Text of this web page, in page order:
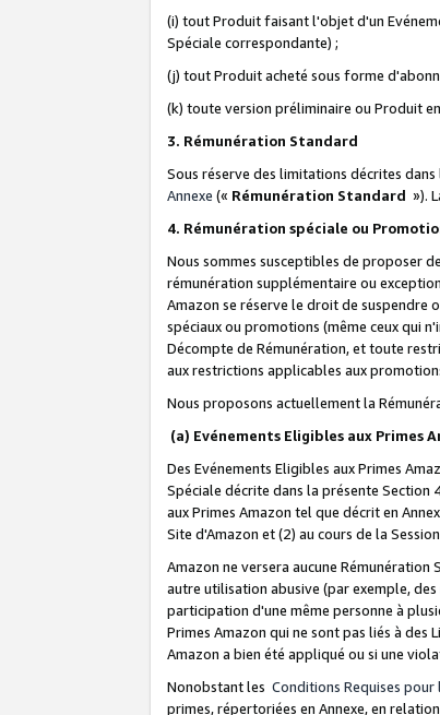
(i) tout Produit faisant l'objet d'un
Spéciale correspondante) ;
(j) tout Produit acheté sous forme
(k) toute version préliminaire ou Produit
3. Rémunération Standard
Sous réserve des limitations décrites
Annexe (« Rémunération Standard »).
4. Rémunération spéciale ou
Nous sommes susceptibles de proposer
rémunération supplémentaire ou
Amazon se réserve le droit de
spéciaux ou promotions (même ceux qui
Décompte de Rémunération, et toute
aux restrictions applicables aux
Nous proposons actuellement la
(a) Evénements Eligibles aux Primes
Des Evénements Eligibles aux Primes
Spéciale décrite dans la présente Section
aux Primes Amazon tel que décrit en
Site d'Amazon et (2) au cours de la
Amazon ne versera aucune
autre utilisation abusive (par exemple,
participation d'une même personne à
Primes Amazon qui ne sont pas liés à des
Amazon a bien été appliqué ou si une
Nonobstant les Conditions Requises
primes, répertoriées en Annexe, en